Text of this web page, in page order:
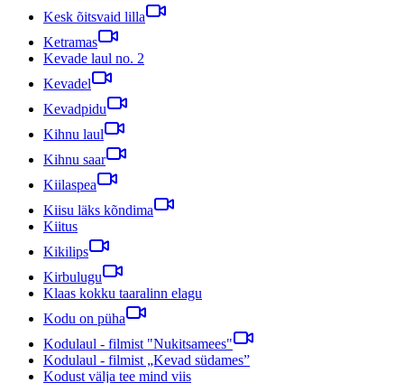
Kesk õitsvaid lilla
Ketramas
Kevade laul no. 2
Kevadel
Kevadpidu
Kihnu laul
Kihnu saar
Kiilaspea
Kiisu läks kõndima
Kiitus
Kikilips
Kirbulugu
Klaas kokku taaralinn elagu
Kodu on püha
Kodulaul - filmist "Nukitsamees"
Kodulaul - filmist „Kevad südames”
Kodust välja tee mind viis